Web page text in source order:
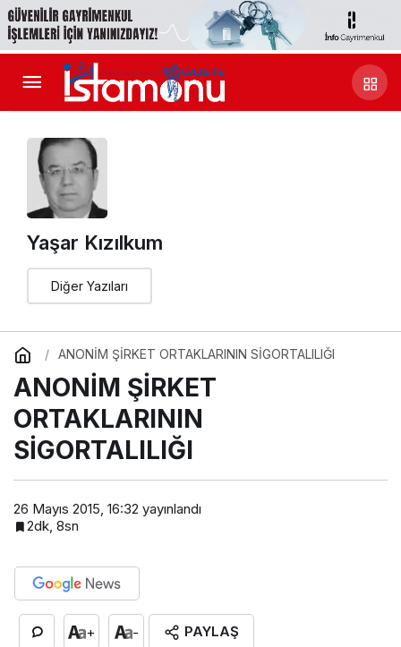
Yaşar Kızılkum
Diğer Yazıları
ANONİM ŞİRKET ORTAKLARININ SİGORTALILIĞI
ANONİM ŞİRKET
ORTAKLARININ
SİGORTALILIĞI
26 Mayıs 2015, 16:32 yayınlandı
2dk, 8sn
+ - PAYLAŞ